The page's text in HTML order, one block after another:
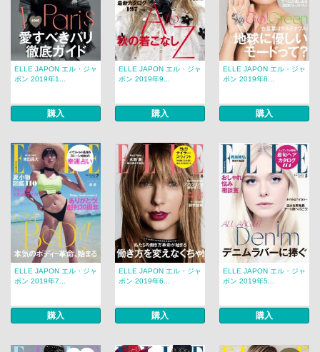
ELLE JAPON エル・ジャ
ポン 2019年1...
購入
ELLE JAPON エル・ジャ
ポン 2019年9...
購入
ELLE JAPON エル・ジャ
ポン 2019年8...
購入
ELLE JAPON エル・ジャ
ポン 2019年7...
購入
ELLE JAPON エル・ジャ
ポン 2019年6...
購入
ELLE JAPON エル・ジャ
ポン 2019年5...
購入